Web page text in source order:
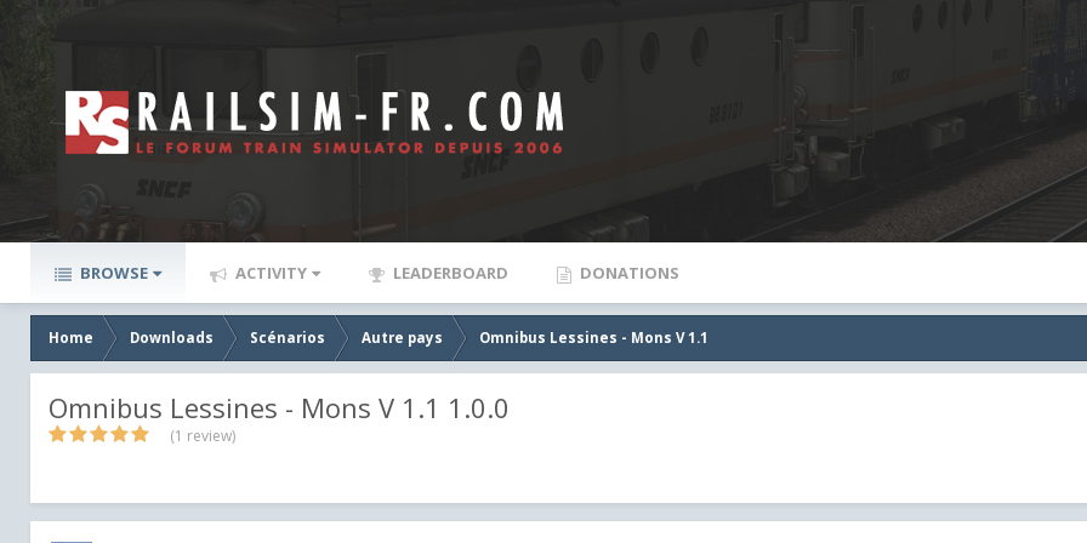
BROWSE ACTIVITY LEADERBOARD DONATIONS
Home Downloads Scénarios Autre pays Omnibus Lessines - Mons V 1.1
Omnibus Lessines - Mons V 1.1 1.0.0
(1 review)